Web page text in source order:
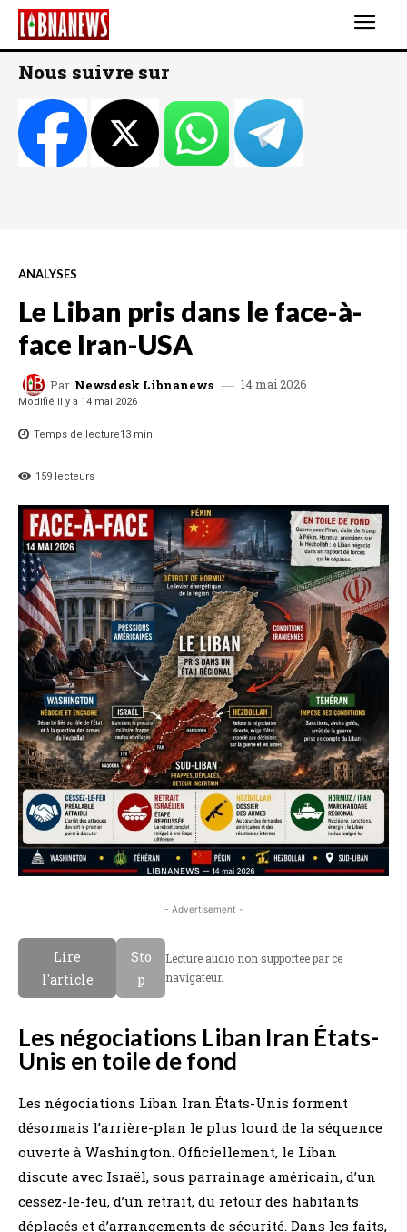
Nous suivre sur
ANALYSES
Le Liban pris dans le face-à-
face Iran-USA
Par Newsdesk Libnanews 14 mai 2026
Modifié il y a 14 mai 2026
Temps de lecture13 min.
159 lecteurs
- Advertisement -
Lire
l'article
Sto
p
Lecture audio non supportee par ce
navigateur.
Les négociations Liban Iran États-
Unis en toile de fond
Les négociations Liban Iran États-Unis forment
désormais l’arrière-plan le plus lourd de la séquence
ouverte à Washington. Officiellement, le Liban
discute avec Israël, sous parrainage américain, d’un
cessez-le-feu, d’un retrait, du retour des habitants
déplacés et d’arrangements de sécurité. Dans les faits,